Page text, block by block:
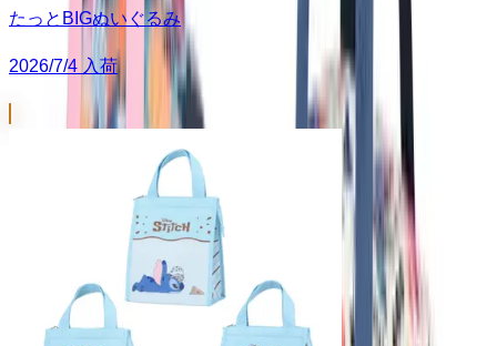
たっとBIGぬいぐるみ
2026/7/4 入荷